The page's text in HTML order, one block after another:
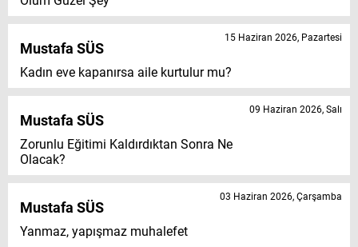
Mustafa SÜS
Kadın eve kapanırsa aile kurtulur mu?
15 Haziran 2026, Pazartesi
Mustafa SÜS
Zorunlu Eğitimi Kaldırdıktan Sonra Ne
Olacak?
09 Haziran 2026, Salı
Mustafa SÜS
Yanmaz, yapışmaz muhalefet
03 Haziran 2026, Çarşamba